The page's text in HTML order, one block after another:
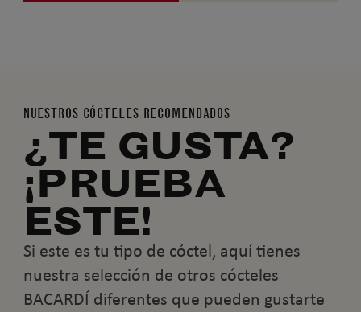
NUESTROS CÓCTELES RECOMENDADOS
¿TE GUSTA?
¡PRUEBA
ESTE!
Si este es tu tipo de cóctel, aquí tienes
nuestra selección de otros cócteles
BACARDÍ diferentes que pueden gustarte